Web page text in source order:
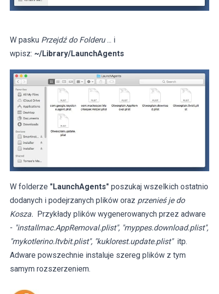
W pasku Przejdź do Folderu ... i
wpisz: ~/Library/LaunchAgents
W folderze "LaunchAgents" poszukaj wszelkich ostatnio
dodanych i podejrzanych plików oraz przenieś je do
Kosza. Przykłady plików wygenerowanych przez adware
- "installmac.AppRemoval.plist", "myppes.download.plist",
"mykotlerino.ltvbit.plist", "kuklorest.update.plist" itp.
Adware powszechnie instaluje szereg plików z tym
samym rozszerzeniem.